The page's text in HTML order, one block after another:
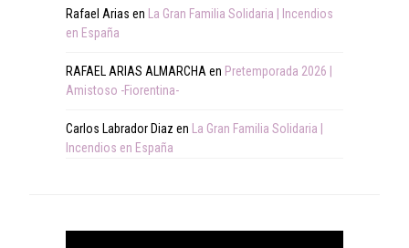
Rafael Arias en
La Gran Familia Solidaria | Incendios
en España
RAFAEL ARIAS ALMARCHA en Pretemporada 2026 |
Amistoso -Fiorentina-
Carlos Labrador Diaz en
La Gran Familia Solidaria |
Incendios en España